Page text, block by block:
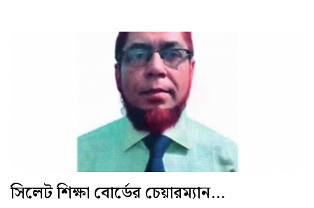
সিলেট শিক্ষা বোর্ডের চেয়ারম্যান...